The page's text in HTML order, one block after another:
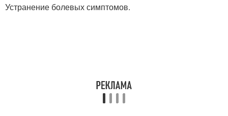
Устранение болевых симптомов.